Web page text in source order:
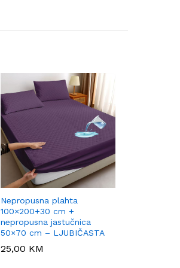
Nepropusna plahta
100×200+30 cm +
nepropusna jastučnica
50×70 cm – LJUBIČASTA
25,00 KM
25,00 KM